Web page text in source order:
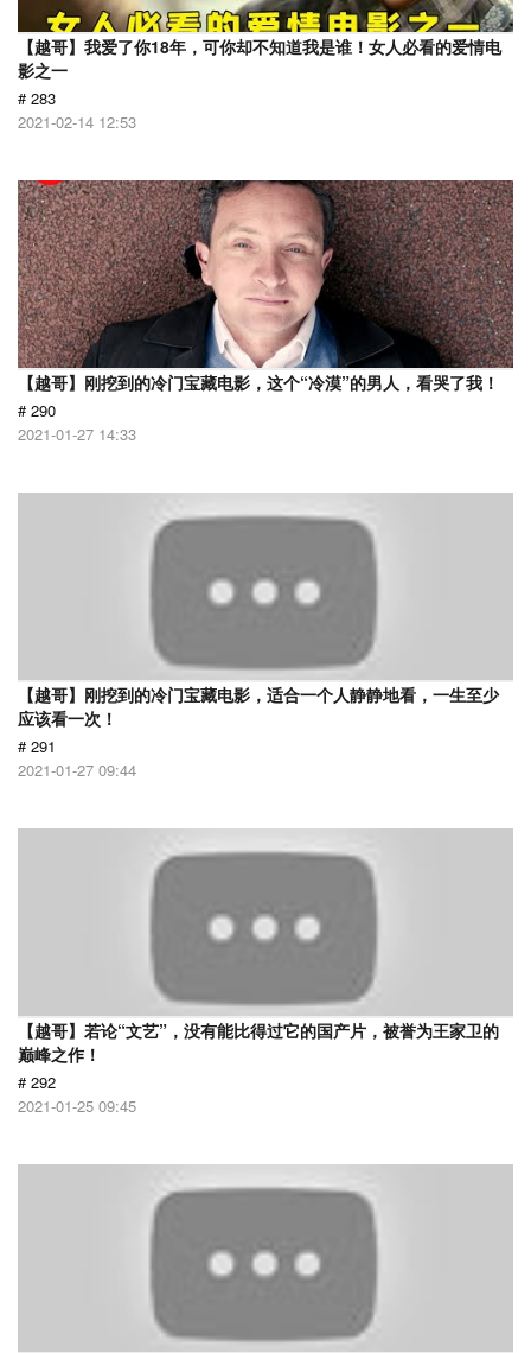
【越哥】我爱了你18年，可你却不知道我是谁！女人必看的爱情电
影之一
# 283
2021-02-14 12:53
【越哥】刚挖到的冷门宝藏电影，这个“冷漠”的男人，看哭了我！
# 290
2021-01-27 14:33
【越哥】刚挖到的冷门宝藏电影，适合一个人静静地看，一生至少
应该看一次！
# 291
2021-01-27 09:44
【越哥】若论“文艺”，没有能比得过它的国产片，被誉为王家卫的
巅峰之作！
# 292
2021-01-25 09:45